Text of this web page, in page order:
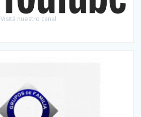
Visitá nuestro canal